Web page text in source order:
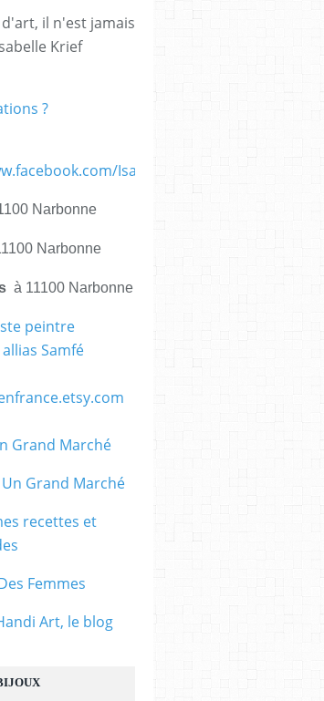
il n'est jamais
Krief
?
IsabelleKrief.ArtistePeintre/
Narbonne
Narbonne
à 11100 Narbonne
peintre
Samfé
Grand Marché
Grand Marché
recettes et
Femmes
Art, le blog